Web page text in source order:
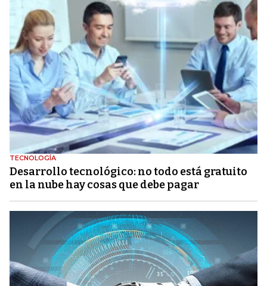
TECNOLOGÍA
Desarrollo tecnológico: no todo está gratuito
en la nube hay cosas que debe pagar